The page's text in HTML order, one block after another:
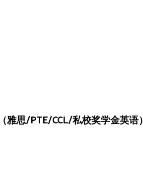
思/PTE/CCL/私校奖学金英语）